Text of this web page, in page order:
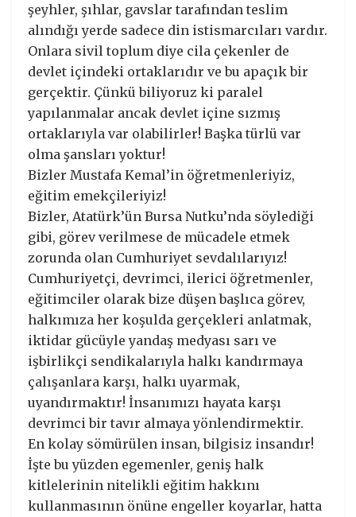
şeyhler, şıhlar, gavslar tarafından teslim
alındığı yerde sadece din istismarcıları vardır.
Onlara sivil toplum diye cila çekenler de
devlet içindeki ortaklarıdır ve bu apaçık bir
gerçektir. Çünkü biliyoruz ki paralel
yapılanmalar ancak devlet içine sızmış
ortaklarıyla var olabilirler! Başka türlü var
olma şansları yoktur!
Bizler Mustafa Kemal’in öğretmenleriyiz,
eğitim emekçileriyiz!
Bizler, Atatürk’ün Bursa Nutku’nda söylediği
gibi, görev verilmese de mücadele etmek
zorunda olan Cumhuriyet sevdalılarıyız!
Cumhuriyetçi, devrimci, ilerici öğretmenler,
eğitimciler olarak bize düşen başlıca görev,
halkımıza her koşulda gerçekleri anlatmak,
iktidar gücüyle yandaş medyası sarı ve
işbirlikçi sendikalarıyla halkı kandırmaya
çalışanlara karşı, halkı uyarmak,
uyandırmaktır! İnsanımızı hayata karşı
devrimci bir tavır almaya yönlendirmektir.
En kolay sömürülen insan, bilgisiz insandır!
İşte bu yüzden egemenler, geniş halk
kitlelerinin nitelikli eğitim hakkını
kullanmasının önüne engeller koyarlar, hatta